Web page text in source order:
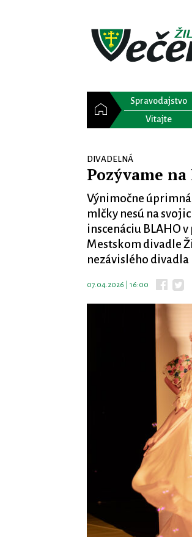
Spravodajstvo
Vitajte
DIVADELNÁ
Pozývame
Výnimočne
mlčky nesú na
inscenáciu BLAHO
Mestskom divadle
nezávislého
07.04.2026 | 16:00